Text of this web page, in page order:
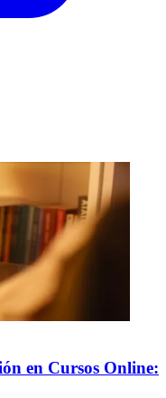
en Cursos Online: